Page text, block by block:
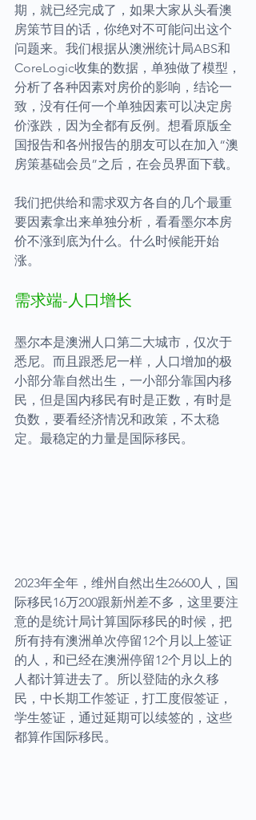
期，就已经完成了，如果大家从头看澳
房策节目的话，你绝对不可能问出这个
问题来。我们根据从澳洲统计局ABS和
CoreLogic收集的数据，单独做了模型，
分析了各种因素对房价的影响，结论一
致，没有任何一个单独因素可以决定房
价涨跌，因为全都有反例。想看原版全
国报告和各州报告的朋友可以在加入“澳
房策基础会员”之后，在会员界面下载。
我们把供给和需求双方各自的几个最重
要因素拿出来单独分析，看看墨尔本房
价不涨到底为什么。什么时候能开始
涨。
需求端-人口增长
墨尔本是澳洲人口第二大城市，仅次于
悉尼。而且跟悉尼一样，人口增加的极
小部分靠自然出生，一小部分靠国内移
民，但是国内移民有时是正数，有时是
负数，要看经济情况和政策，不太稳
定。最稳定的力量是国际移民。
2023年全年，维州自然出生26600人，国
际移民16万200跟新州差不多，这里要注
意的是统计局计算国际移民的时候，把
所有持有澳洲单次停留12个月以上签证
的人，和已经在澳洲停留12个月以上的
人都计算进去了。所以登陆的永久移
民，中长期工作签证，打工度假签证，
学生签证，通过延期可以续签的，这些
都算作国际移民。